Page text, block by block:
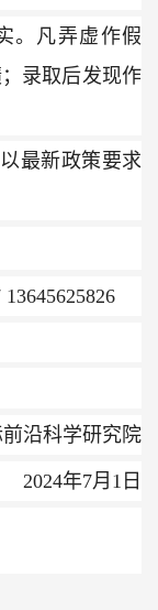
。凡弄虚作假
录取后发现作
最新政策要求
13645625826
前沿科学研究院
2024年7月 1 日